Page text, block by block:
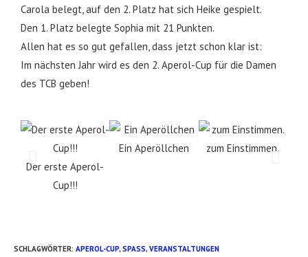
Carola belegt, auf den 2. Platz hat sich Heike gespielt.
Den 1. Platz belegte Sophia mit 21 Punkten.
Allen hat es so gut gefallen, dass jetzt schon klar ist:
Im nächsten Jahr wird es den 2. Aperol-Cup für die Damen
des TCB geben!
Der erste Aperol-
Cup!!!
Ein Aperöllchen
zum Einstimmen.
SCHLAGWÖRTER: APEROL-CUP, SPASS , VERANSTALTUNGEN